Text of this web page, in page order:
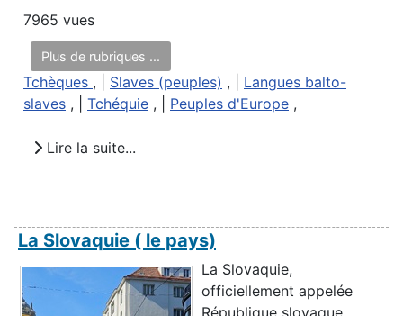
7965 vues
Plus de rubriques ...
Tchèques , | Slaves (peuples) , | Langues balto-
slaves , | Tchéquie , | Peuples d'Europe ,
Lire la suite...
La Slovaquie ( le pays)
La Slovaquie,
officiellement appelée